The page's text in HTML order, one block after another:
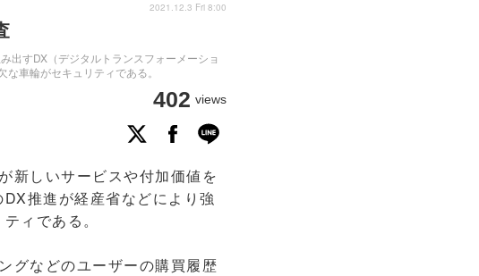
出すDX（デジタルトランスフォーメーショ
車輪がセキュリティである。
402 views
2021.12.3 Fri 8:00
新しいサービスや付加価値を
推進が経産省などにより強
ィである。
グなどのユーザーの購買履歴